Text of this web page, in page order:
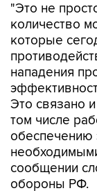
"Это не
количество
которые
нападения
Это связано
том числе
обеспечению
сообщении
обороны РФ.